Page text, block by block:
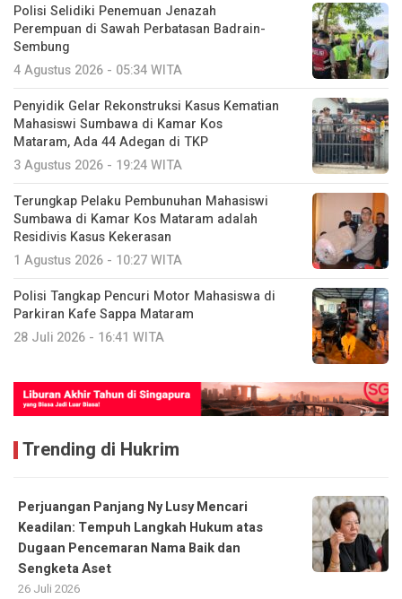
Polisi Selidiki Penemuan Jenazah
Perempuan di Sawah Perbatasan Badrain-
Sembung
4 Agustus 2026 - 05:34 WITA
Penyidik Gelar Rekonstruksi Kasus Kematian
Mahasiswi Sumbawa di Kamar Kos
Mataram, Ada 44 Adegan di TKP
3 Agustus 2026 - 19:24 WITA
Terungkap Pelaku Pembunuhan Mahasiswi
Sumbawa di Kamar Kos Mataram adalah
Residivis Kasus Kekerasan
1 Agustus 2026 - 10:27 WITA
Polisi Tangkap Pencuri Motor Mahasiswa di
Parkiran Kafe Sappa Mataram
28 Juli 2026 - 16:41 WITA
Trending di Hukrim
Perjuangan Panjang Ny Lusy Mencari
Keadilan: Tempuh Langkah Hukum atas
Dugaan Pencemaran Nama Baik dan
Sengketa Aset
26 Juli 2026